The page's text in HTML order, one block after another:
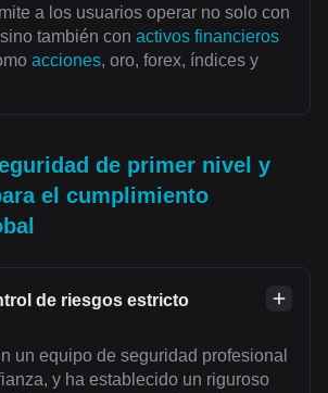
a los usuarios operar no solo con
también con activos financieros
acciones, oro, forex, índices y
de primer nivel y
el cumplimiento
de riesgos estricto
un equipo de seguridad profesional
y ha establecido un riguroso